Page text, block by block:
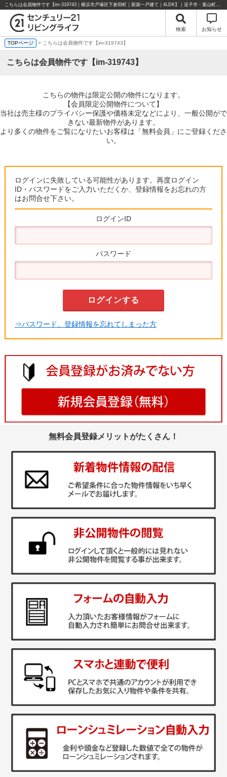
こちらは会員物件です【im-319743｜横浜市戸塚区下倉田町｜新築一戸建て｜4LDK】｜逗子市・葉山町・湘南エリアの不動産のことならセンチュリー21リビングライフにお任せください！
検索 お知らせ
TOPページ > こちらは会員物件です【im-319743】
こちらは会員物件です【im-319743】
こちらの物件は限定公開の物件になります。
【会員限定公開物件について】
当社は売主様のプライバシー保護や価格未定などにより、一般公開がで
きない最新物件があります。
より多くの物件をご覧になりたいお客様は「無料会員」にご登録くださ
い。
ログインに失敗している可能性があります。再度ログイン
ID・パスワードをご入力いただくか、登録情報をお忘れの方
はお問合せ下さい。
ログインID
パスワード
⇒パスワード、登録情報を忘れてしまった方
無料会員登録メリットがたくさん！